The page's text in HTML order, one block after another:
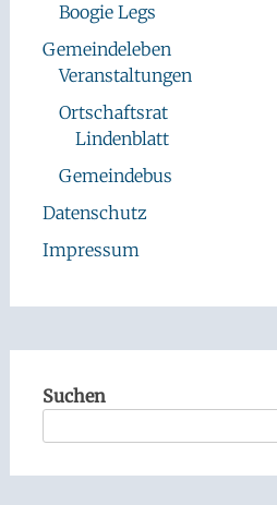
Boogie Legs
Gemeindeleben
Veranstaltungen
Ortschaftsrat
Lindenblatt
Gemeindebus
Datenschutz
Impressum
Suchen